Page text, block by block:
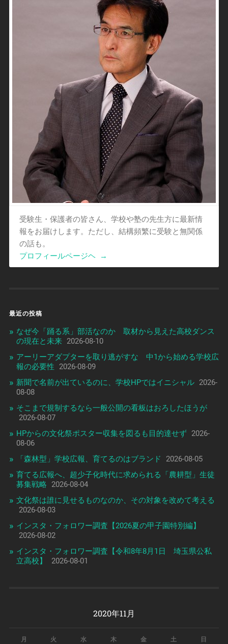
受験生・保護者の皆さん、学校や塾の先生方に最新情
報をお届けします。ただし、結構頻繁に受験と無関係
の話も。
プロフィールページヘ
→
最近の投稿
なぜ今「踊る系」部活なのか 取材から見えた高校ダンス
の現在と未来 2026-08-10
アーリーアダプターを取り逃がすな 中1から始める学校広
報の必要性
2026-08-09
新聞で名前が出ているのに、学校HPではイニシャル 2026-
08-08
そこまで規制するなら一般公開の看板はおろしたほうが
2026-08-07
HPからの文化祭ポスター収集を図るも目的達せず 2026-
08-06
「森林型」学校広報、育てるのはブランド
2026-08-05
育てる広報へ、超少子化時代に求められる「農耕型」生徒
募集戦略
2026-08-04
文化祭は誰に見せるものなのか、その対象を改めて考える
2026-08-03
インスタ・フォロワー調査【2026夏の甲子園特別編】
2026-08-02
インスタ・フォロワー調査【令和8年8月1日 埼玉県公私
立高校】
2026-08-01
2020年11月
月 火 水 木 金 土 日